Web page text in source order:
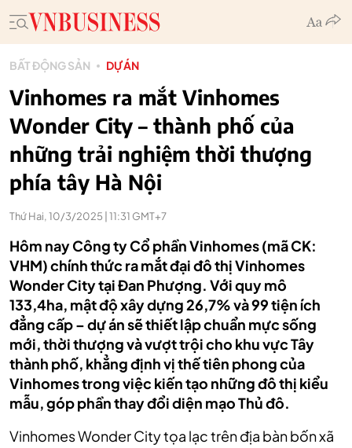
BẤT ĐỘNG SẢN DỰ ÁN
Vinhomes ra mắt Vinhomes
Wonder City – thành phố của
những trải nghiệm thời thượng
phía tây Hà Nội
Thứ Hai, 10/3/2025 | 11:31 GMT+7
Hôm nay Công ty Cổ phần Vinhomes (mã CK:
VHM) chính thức ra mắt đại đô thị Vinhomes
Wonder City tại Đan Phượng. Với quy mô
133,4ha, mật độ xây dựng 26,7% và 99 tiện ích
đẳng cấp – dự án sẽ thiết lập chuẩn mực sống
mới, thời thượng và vượt trội cho khu vực Tây
thành phố, khẳng định vị thế tiên phong của
Vinhomes trong việc kiến tạo những đô thị kiểu
mẫu, góp phần thay đổi diện mạo Thủ đô.
Vinhomes Wonder City tọa lạc trên địa bàn bốn xã